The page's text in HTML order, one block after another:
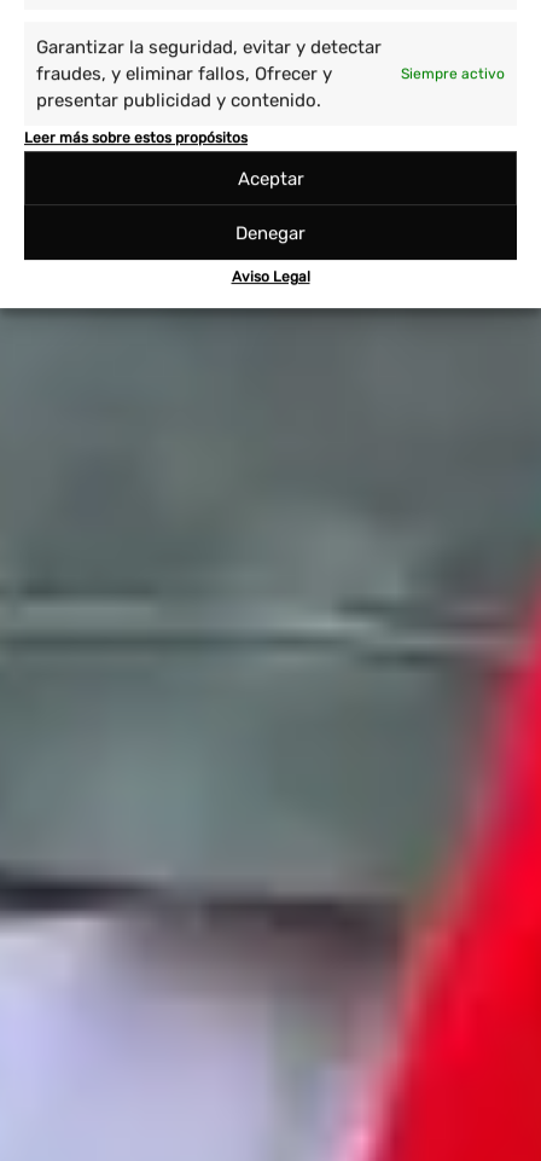
Garantizar la seguridad, evitar y detectar
fraudes, y eliminar fallos, Ofrecer y
presentar publicidad y contenido.
Siempre activo
Leer más sobre estos propósitos
Aceptar
Denegar
Aviso Legal